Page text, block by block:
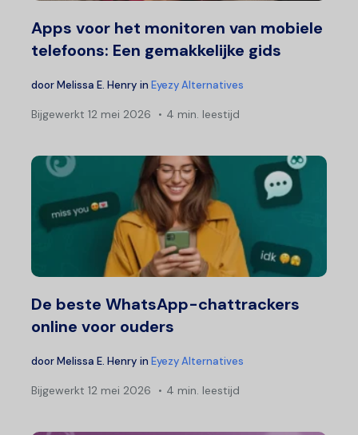
Apps voor het monitoren van mobiele
telefoons: Een gemakkelijke gids
doorMelissa E. Henry in Eyezy Alternatives
Bijgewerkt 12 mei 2026 4 min. leestijd
De beste WhatsApp-chattrackers
online voor ouders
doorMelissa E. Henry in Eyezy Alternatives
Bijgewerkt 12 mei 2026 4 min. leestijd